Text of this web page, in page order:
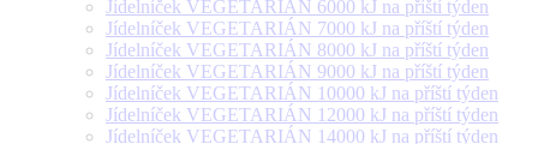
Jídelníček VEGETARIÁN 6000 kJ na příští týden
Jídelníček VEGETARIÁN 7000 kJ na příští týden
Jídelníček VEGETARIÁN 8000 kJ na příští týden
Jídelníček VEGETARIÁN 9000 kJ na příští týden
Jídelníček VEGETARIÁN 10000 kJ na příští týden
Jídelníček VEGETARIÁN 12000 kJ na příští týden
Jídelníček VEGETARIÁN 14000 kJ na příští týden